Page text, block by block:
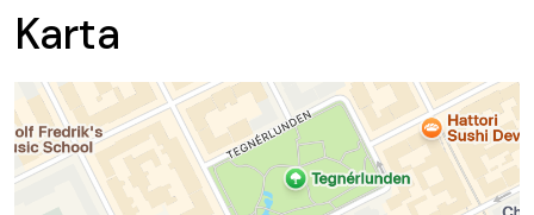
Karta